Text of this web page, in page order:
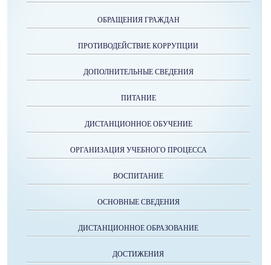
ОБРАЩЕНИЯ ГРАЖДАН
ПРОТИВОДЕЙСТВИЕ КОРРУПЦИИ
ДОПОЛНИТЕЛЬНЫЕ СВЕДЕНИЯ
ПИТАНИЕ
ДИСТАНЦИОННОЕ ОБУЧЕНИЕ
ОРГАНИЗАЦИЯ УЧЕБНОГО ПРОЦЕССА
ВОСПИТАНИЕ
ОСНОВНЫЕ СВЕДЕНИЯ
ДИСТАНЦИОННОЕ ОБРАЗОВАНИЕ
ДОСТИЖЕНИЯ